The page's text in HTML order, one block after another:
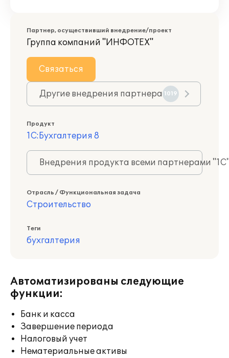
Партнер, осуществивший внедрение/проект
Группа компаний "ИНФОТЕХ"
Связаться
Другие внедрения партнера 1019
Продукт
1С:Бухгалтерия 8
Внедрения продукта всеми партнерами
Отрасль / Функциональная задача
Строительство
Теги
бухгалтерия
Автоматизированы следующие
функции:
Банк и касса
Завершение периода
Налоговый учет
Нематериальные активы